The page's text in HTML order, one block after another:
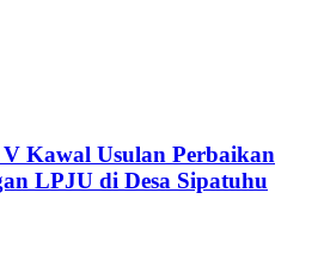
Kawal Usulan Perbaikan
LPJU di Desa Sipatuhu